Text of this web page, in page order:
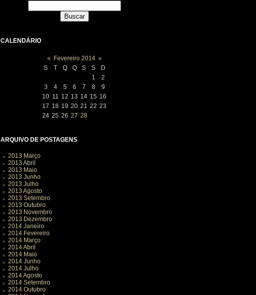
CALENDÁRIO
« Fevereiro 2014 »
S
T Q Q S S
D
1
2
3
4 5 6 7 8
9
10 11 12 13 14 15 16
17 18 19 20 21 22 23
24 25 26 27 28
ARQUIVO DE POSTAGENS
2013 Março
2013 Abril
2013 Maio
2013 Junho
2013 Julho
2013 Agosto
2013 Setembro
2013 Outubro
2013 Novembro
2013 Dezembro
2014 Janeiro
2014 Fevereiro
2014 Março
2014 Abril
2014 Maio
2014 Junho
2014 Julho
2014 Agosto
2014 Setembro
2014 Outubro